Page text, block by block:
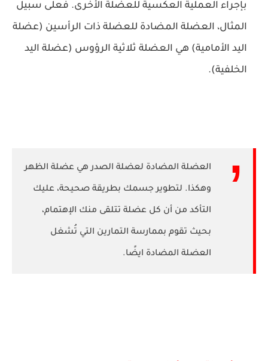
بإجراء العملية العكسية للعضلة الأخرى. فعلى سبيل
المثال، العضلة المضادة للعضلة ذات الرأسين (عضلة
اليد الأمامية) هي العضلة ثلاثية الرؤوس (عضلة اليد
الخلفية).
العضلة المضادة لعضلة الصدر هي عضلة الظهر
وهكذا. لتطوير جسمك بطريقة صحيحة، عليك
التأكد من أن كل عضلة تتلقى منك الإهتمام،
بحيث تقوم بممارسة التمارين التي تُشغل
العضلة المضادة ايضًا.